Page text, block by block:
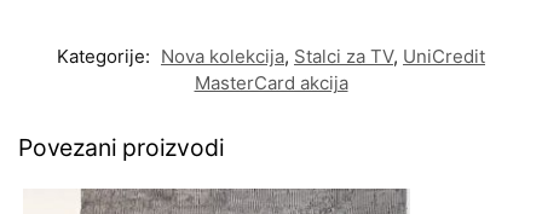
Kategorije: Nova kolekcija, Stalci za TV, UniCredit
MasterCard akcija
Povezani proizvodi